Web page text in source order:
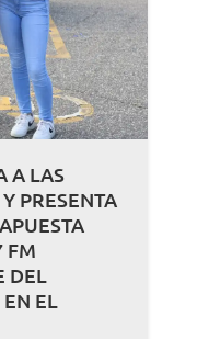
A LAS
PRESENTA
FM
DEL
EL